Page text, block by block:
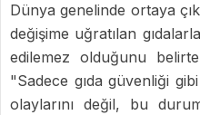
Dünya genelinde ortaya
değişime uğratılan
edilemez olduğunu
"Sadece gıda güvenliği
olaylarını değil, bu